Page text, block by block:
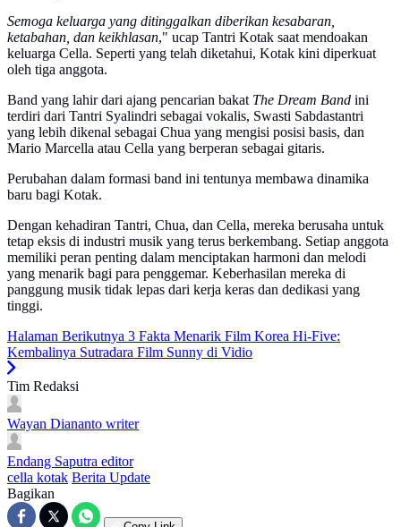
Semoga keluarga yang ditinggalkan diberikan kesabaran,
ketabahan, dan keikhlasan," ucap Tantri Kotak saat mendoakan
keluarga Cella. Seperti yang telah diketahui, Kotak kini diperkuat
oleh tiga anggota.
Band yang lahir dari ajang pencarian bakat The Dream Band ini
terdiri dari Tantri Syalindri sebagai vokalis, Swasti Sabdastantri
yang lebih dikenal sebagai Chua yang mengisi posisi basis, dan
Mario Marcella atau Cella yang berperan sebagai gitaris.
Perubahan dalam formasi band ini tentunya membawa dinamika
baru bagi Kotak.
Dengan kehadiran Tantri, Chua, dan Cella, mereka berusaha untuk
tetap eksis di industri musik yang terus berkembang. Setiap anggota
memiliki peran penting dalam menciptakan harmoni dan melodi
yang menarik bagi para penggemar. Keberhasilan mereka di
panggung musik tidak lepas dari kerja keras dan dedikasi yang
tinggi.
Halaman Berikutnya 3 Fakta Menarik Film Korea Hi-Five:
Kembalinya Sutradara Film Sunny di Vidio
Tim Redaksi
Wayan Diananto writer
Endang Saputra editor
cella kotak Berita Update
Bagikan